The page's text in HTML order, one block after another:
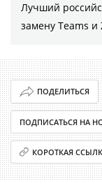
Лучший
замену Teams и
ПОДЕЛИТЬСЯ
ПОДПИСАТЬСЯ НА
КОРОТКАЯ